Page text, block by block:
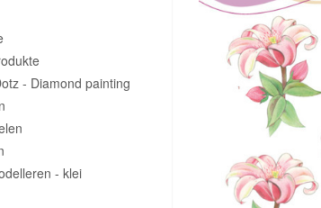
- Diamond painting
- klei